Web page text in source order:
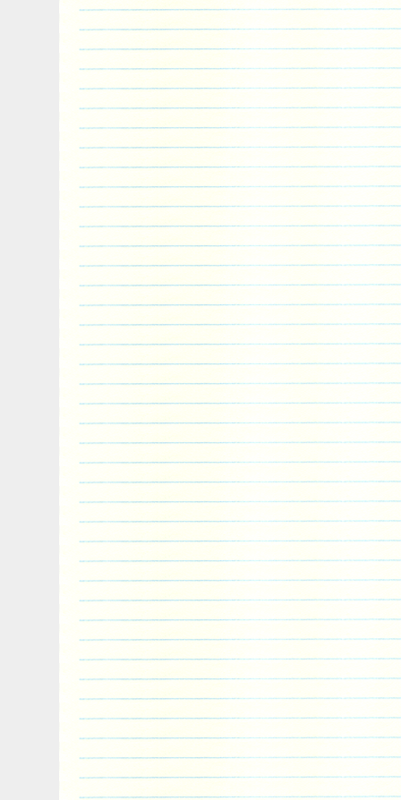
Numéro de pièce fabricant: Non
Couleur: Argenté
Emplacement sur le véhicule: Avant
Offre groupée: Oui
Type d’unité: Unité
Garantie fabricant: 10 ans
Taille du noyau: 458x690x62 [mm]
Taille globale: 810x510x150 [mm]